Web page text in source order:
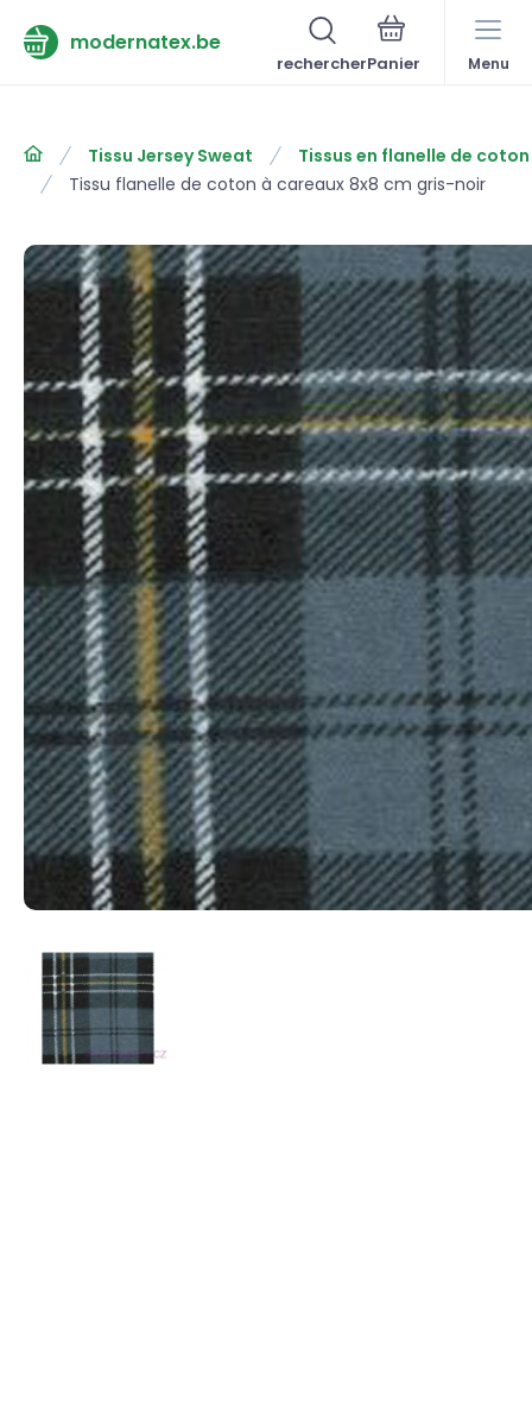
modernatex.be
rechercher Menu
Tissu Jersey Sweat
Tissus en flanelle de coton
Tissu flanelle de coton à careaux 8x8 cm gris-noir